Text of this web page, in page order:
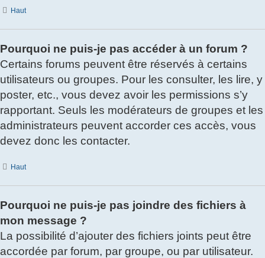
Haut
Pourquoi ne puis-je pas accéder à un forum ?
Certains forums peuvent être réservés à certains
utilisateurs ou groupes. Pour les consulter, les lire, y
poster, etc., vous devez avoir les permissions s’y
rapportant. Seuls les modérateurs de groupes et les
administrateurs peuvent accorder ces accès, vous
devez donc les contacter.
Haut
Pourquoi ne puis-je pas joindre des fichiers à
mon message ?
La possibilité d’ajouter des fichiers joints peut être
accordée par forum, par groupe, ou par utilisateur.